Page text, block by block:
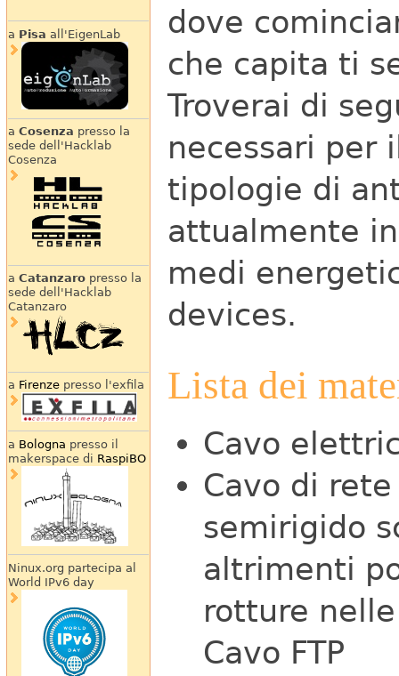
a Pisa all'EigenLab
a Cosenza presso la
sede dell'Hacklab
Cosenza
a Catanzaropresso la
sede dell'Hacklab
Catanzaro
a Firenzepresso l'exfila
a Bologna presso il
makerspace di RaspiBO
Ninux.org partecipa al
World IPv6 day
dove
che capita ti
Troverai di
necessari per
tipologie di
attualmente
medi
devices.
Lista dei
Cavo
Cavo di rete
semirigido
altrimenti
rotture
Cavo FTP